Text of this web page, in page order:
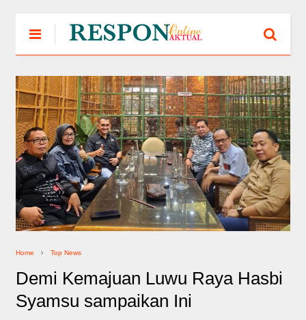
Home Top News
Demi Kemajuan Luwu Raya Hasbi
Syamsu sampaikan Ini